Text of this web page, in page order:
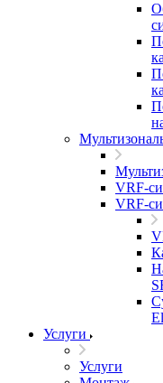
VRF-
VRF-
Услуги
Услуги